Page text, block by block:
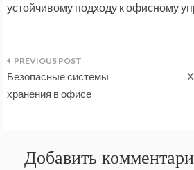
устойчивому подходу к офисному
Навигация
по
Безопасные системы
хранения в офисе
Добавить